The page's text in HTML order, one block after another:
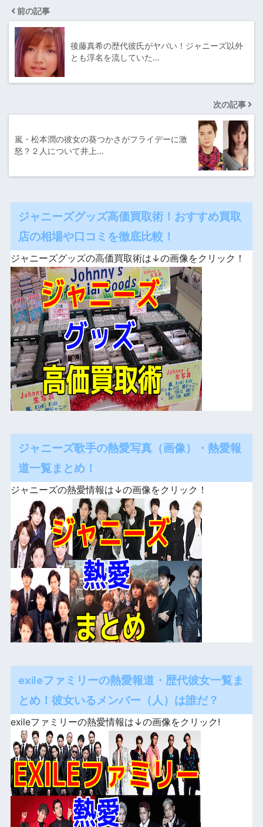
前の記事
後藤真希の歴代彼氏がヤバい！ジャニーズ以外
とも浮名を流していた…
次の記事
嵐・松本潤の彼女の葵つかさがフライデーに激
怒？２人について井上…
ジャニーズグッズ高価買取術！おすすめ買取
店の相場や口コミを徹底比較！
ジャニーズグッズの高価買取術は↓の画像をクリック！
ジャニーズ歌手の熱愛写真（画像）・熱愛報
道一覧まとめ！
ジャニーズの熱愛情報は↓の画像をクリック！
exileファミリーの熱愛報道・歴代彼女一覧ま
とめ！彼女いるメンバー（人）は誰だ？
exileファミリーの熱愛情報は↓の画像をクリック!